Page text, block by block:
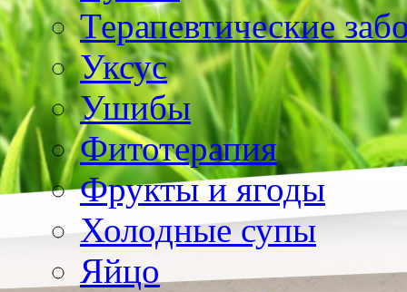
Терапевтические
Уксус
Ушибы
Фитотерапия
Фрукты и ягоды
Холодные супы
Яйцо